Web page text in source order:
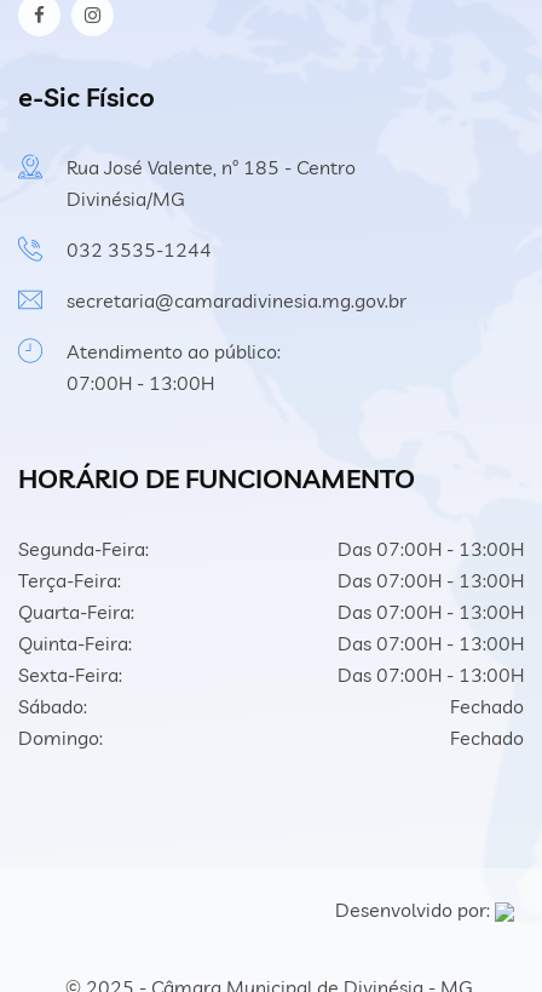
e-Sic Físico
Rua José Valente, nº 185 - Centro
Divinésia/MG
032 3535-1244
secretaria@camaradivinesia.mg.gov.br
Atendimento ao público:
07:00H - 13:00H
HORÁRIO DE FUNCIONAMENTO
Segunda-Feira:
Das 07:00H - 13:00H
Terça-Feira:
Das 07:00H - 13:00H
Quarta-Feira:
Das 07:00H - 13:00H
Quinta-Feira:
Das 07:00H - 13:00H
Sexta-Feira:
Das 07:00H - 13:00H
Sábado:
Fechado
Domingo:
Fechado
Desenvolvido por:
© 2025 - Câmara Municipal de Divinésia - MG.